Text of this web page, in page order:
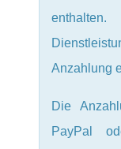
Anzahlung
Die
PayPal